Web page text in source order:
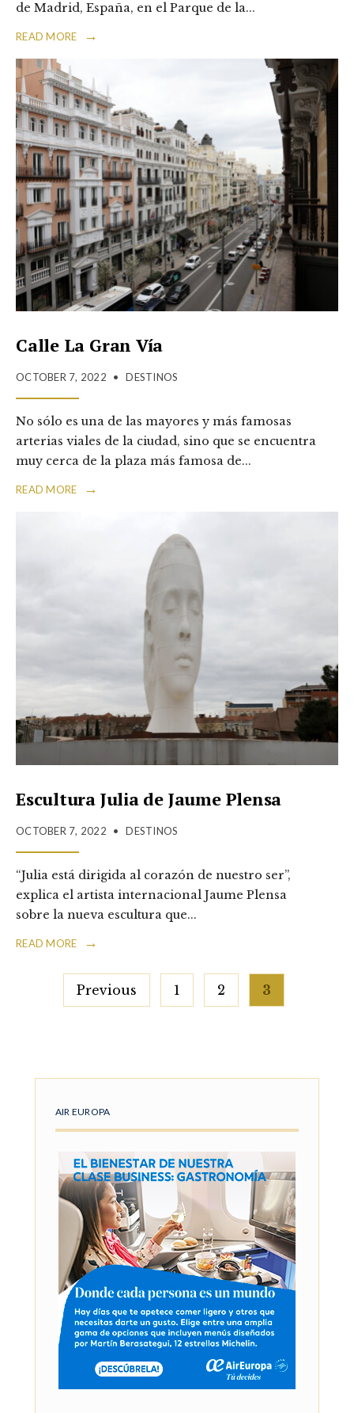
de Madrid, España, en el Parque de la...
READ MORE →
Calle La Gran Vía
OCTOBER 7, 2022 • DESTINOS
No sólo es una de las mayores y más famosas
arterias viales de la ciudad, sino que se encuentra
muy cerca de la plaza más famosa de...
READ MORE →
Escultura Julia de Jaume Plensa
OCTOBER 7, 2022 • DESTINOS
“Julia está dirigida al corazón de nuestro ser”,
explica el artista internacional Jaume Plensa
sobre la nueva escultura que...
READ MORE →
Posts
pagination
Previous 1 2 3
AIR EUROPA